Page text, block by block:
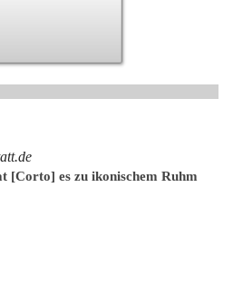
[Corto] es zu ikonischem Ruhm